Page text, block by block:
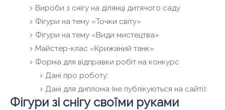
Вироби з снігу на ділянці дитячого саду
Фігури на тему «Точки світу»
Фігури на тему «Види мистецтва»
Майстер-клас «Крижаний танк»
Форма для відправки робіт на конкурс
Дані про роботу:
Дані для диплома (не публікуються на сайті):
Фігури зі снігу своїми руками